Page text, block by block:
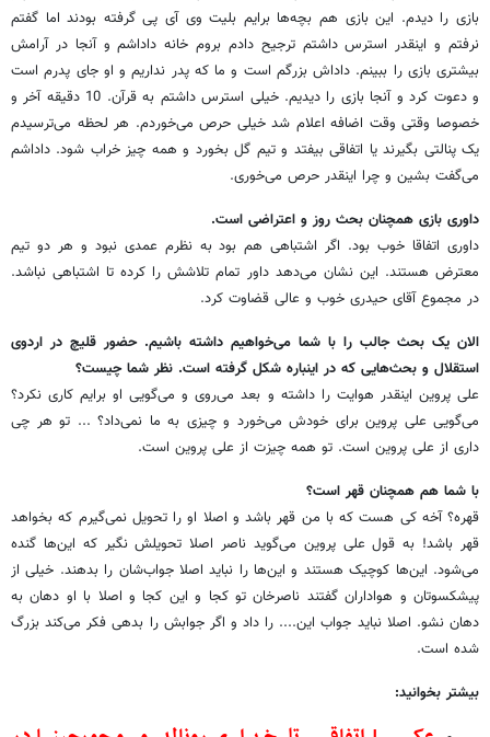
بازی را دیدم. این بازی هم بچه‌ها برایم بلیت وی آی پی گرفته بودند اما گفتم
نرفتم و اینقدر استرس داشتم ترجیح دادم بروم خانه داداشم و آنجا در آرامش
بیشتری بازی را ببینم. داداش بزرگم است و ما که پدر نداریم و او جای پدرم است
و دعوت کرد و آنجا بازی را دیدیم. خیلی استرس داشتم به قرآن. 10 دقیقه آخر و
خصوصا وقتی وقت اضافه اعلام شد خیلی حرص می‌خوردم. هر لحظه می‌ترسیدم
یک پنالتی بگیرند یا اتفاقی بیفتد و تیم گل بخورد و همه چیز خراب شود. داداشم
می‌گفت بشین و چرا اینقدر حرص می‌خوری.
داوری بازی همچنان بحث روز و اعتراضی است.
داوری اتفاقا خوب بود. اگر اشتباهی هم بود به نظرم عمدی نبود و هر دو تیم
معترض هستند. این نشان می‌دهد داور تمام تلاشش را کرده تا اشتباهی نباشد.
در مجموع آقای حیدری خوب و عالی قضاوت کرد.
الان یک بحث جالب را با شما می‌خواهیم داشته باشیم. حضور قلیچ در اردوی
استقلال و بحث‌‎هایی که در اینباره شکل گرفته است. نظر شما چیست؟
علی پروین اینقدر هوایت را داشته و بعد می‌روی و می‌گویی او برایم کاری نکرد؟
می‌گویی علی پروین برای خودش می‌خورد و چیزی به ما نمی‌داد؟ ... تو هر چی
داری از علی پروین است. تو همه چیزت از علی پروین است.
با شما هم همچنان قهر است؟
قهره؟ آخه کی هست که با من قهر باشد و اصلا او را تحویل نمی‌گیرم که بخواهد
قهر باشد! به قول علی پروین می‌گوید ناصر اصلا تحویلش نگیر که این‌ها گنده
می‌شود. این‌ها کوچیک هستند و این‌ها را نباید اصلا جواب‌شان را بدهند. خیلی از
پیشکسوتان و هواداران گفتند ناصرخان تو کجا و این کجا و اصلا با او دهان به
دهان نشو. اصلا نباید جواب این.... را داد و اگر جوابش را بدهی فکر می‌کند بزرگ
شده است.
بیشتر بخوانید: